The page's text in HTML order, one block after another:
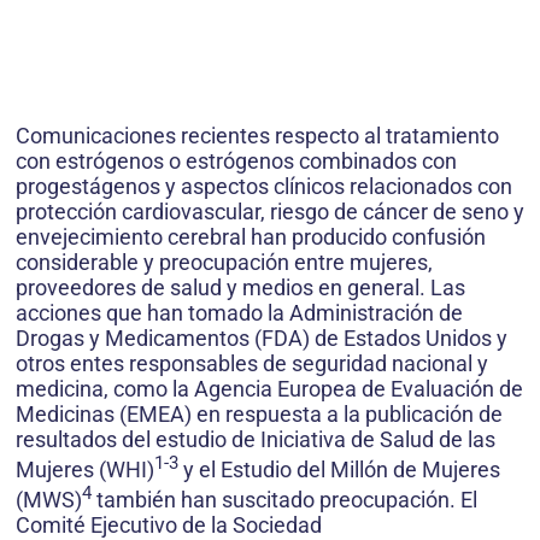
Comunicaciones recientes respecto al tratamiento
con estrógenos o estrógenos combinados con
progestágenos y aspectos clínicos relacionados con
protección cardiovascular, riesgo de cáncer de seno y
envejecimiento cerebral han producido confusión
considerable y preocupación entre mujeres,
proveedores de salud y medios en general. Las
acciones que han tomado la Administración de
Drogas y Medicamentos (FDA) de Estados Unidos y
otros entes responsables de seguridad nacional y
medicina, como la Agencia Europea de Evaluación de
Medicinas (EMEA) en respuesta a la publicación de
resultados del estudio de Iniciativa de Salud de las
Mujeres (WHI)1-3 y el Estudio del Millón de Mujeres
(MWS)4 también han suscitado preocupación. El
Comité Ejecutivo de la Sociedad